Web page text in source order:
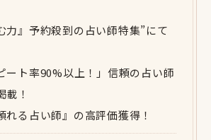
力』予約殺到の占い師特集”にて
ート率90%以上！」信頼の占い師
載！
れる占い師』の高評価獲得！